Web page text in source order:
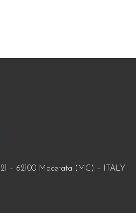
– 62100 Macerata (MC) – ITALY